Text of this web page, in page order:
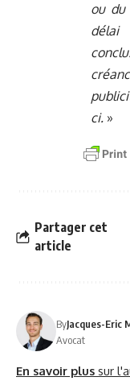
ou du
ci. »
Partager cet
article
ByJacques-Eric
Avocat
En savoir plus sur